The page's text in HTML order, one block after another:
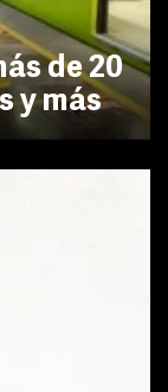
de 20
y más